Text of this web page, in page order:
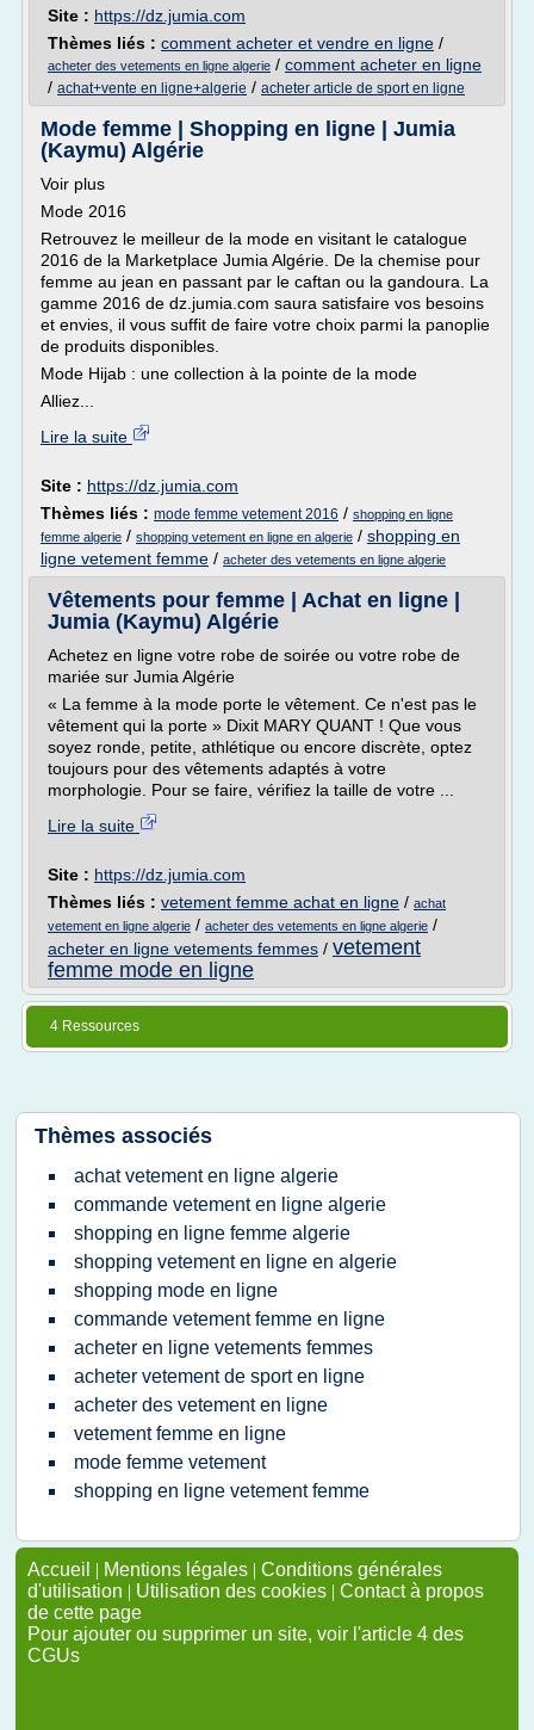
Site : https://dz.jumia.com
Thèmes liés : comment acheter et vendre en ligne /
acheter des vetements en ligne algerie / comment acheter en ligne
/ achat+vente en ligne+algerie / acheter article de sport en ligne
Mode femme | Shopping en ligne | Jumia
(Kaymu) Algérie
Voir plus
Mode 2016
Retrouvez le meilleur de la mode en visitant le catalogue
2016 de la Marketplace Jumia Algérie. De la chemise pour
femme au jean en passant par le caftan ou la gandoura. La
gamme 2016 de dz.jumia.com saura satisfaire vos besoins
et envies, il vous suffit de faire votre choix parmi la panoplie
de produits disponibles.
Mode Hijab : une collection à la pointe de la mode
Alliez...
Lire la suite
Site : https://dz.jumia.com
Thèmes liés : mode femme vetement 2016 / shopping en ligne
femme algerie / shopping vetement en ligne en algerie / shopping en
ligne vetement femme / acheter des vetements en ligne algerie
Vêtements pour femme | Achat en ligne |
Jumia (Kaymu) Algérie
Achetez en ligne votre robe de soirée ou votre robe de
mariée sur Jumia Algérie
« La femme à la mode porte le vêtement. Ce n'est pas le
vêtement qui la porte » Dixit MARY QUANT ! Que vous
soyez ronde, petite, athlétique ou encore discrète, optez
toujours pour des vêtements adaptés à votre
morphologie. Pour se faire, vérifiez la taille de votre ...
Lire la suite
Site : https://dz.jumia.com
Thèmes liés : vetement femme achat en ligne / achat
vetement en ligne algerie / acheter des vetements en ligne algerie /
acheter en ligne vetements femmes / vetement
femme mode en ligne
4 Ressources
Thèmes associés
achat vetement en ligne algerie
commande vetement en ligne algerie
shopping en ligne femme algerie
shopping vetement en ligne en algerie
shopping mode en ligne
commande vetement femme en ligne
acheter en ligne vetements femmes
acheter vetement de sport en ligne
acheter des vetement en ligne
vetement femme en ligne
mode femme vetement
shopping en ligne vetement femme
Accueil | Mentions légales | Conditions générales
d'utilisation | Utilisation des cookies | Contact à propos
de cette page
Pour ajouter ou supprimer un site, voir l'article 4 des
CGUs